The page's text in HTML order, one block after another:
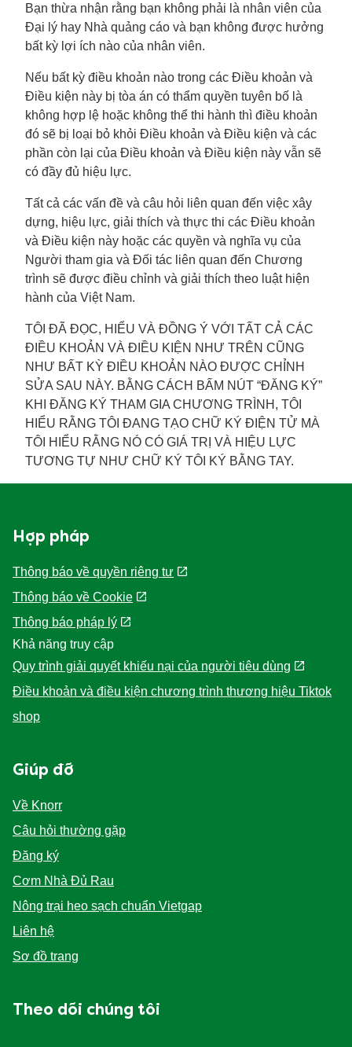
Bạn thừa nhận rằng bạn không phải là nhân viên của
Đại lý hay Nhà quảng cáo và bạn không được hưởng
bất kỳ lợi ích nào của nhân viên.
Nếu bất kỳ điều khoản nào trong các Điều khoản và
Điều kiện này bị tòa án có thẩm quyền tuyên bố là
không hợp lệ hoặc không thể thi hành thì điều khoản
đó sẽ bị loại bỏ khỏi Điều khoản và Điều kiện và các
phần còn lại của Điều khoản và Điều kiện này vẫn sẽ
có đầy đủ hiệu lực.
Tất cả các vấn đề và câu hỏi liên quan đến việc xây
dựng, hiệu lực, giải thích và thực thi các Điều khoản
và Điều kiện này hoặc các quyền và nghĩa vụ của
Người tham gia và Đối tác liên quan đến Chương
trình sẽ được điều chỉnh và giải thích theo luật hiện
hành của Việt Nam.
TÔI ĐÃ ĐỌC, HIỂU VÀ ĐỒNG Ý VỚI TẤT CẢ CÁC
ĐIỀU KHOẢN VÀ ĐIỀU KIỆN NHƯ TRÊN CŨNG
NHƯ BẤT KỲ ĐIỀU KHOẢN NÀO ĐƯỢC CHỈNH
SỬA SAU NÀY. BẰNG CÁCH BẤM NÚT “ĐĂNG KÝ”
KHI ĐĂNG KÝ THAM GIA CHƯƠNG TRÌNH, TÔI
HIỂU RẰNG TÔI ĐANG TẠO CHỮ KÝ ĐIỆN TỬ MÀ
TÔI HIỂU RẰNG NÓ CÓ GIÁ TRỊ VÀ HIỆU LỰC
TƯƠNG TỰ NHƯ CHỮ KÝ TÔI KÝ BẰNG TAY.
Hợp pháp
Thông báo về quyền riêng tư
Thông báo về Cookie
Thông báo pháp lý
Khả năng truy cập
Quy trình giải quyết khiếu nại của người tiêu dùng
Điều khoản và điều kiện chương trình thương hiệu Tiktok
shop
Giúp đỡ
Về Knorr
Câu hỏi thường gặp
Đăng ký
Cơm Nhà Đủ Rau
Nông trại heo sạch chuẩn Vietgap
Liên hệ
Sơ đồ trang
Theo dõi chúng tôi